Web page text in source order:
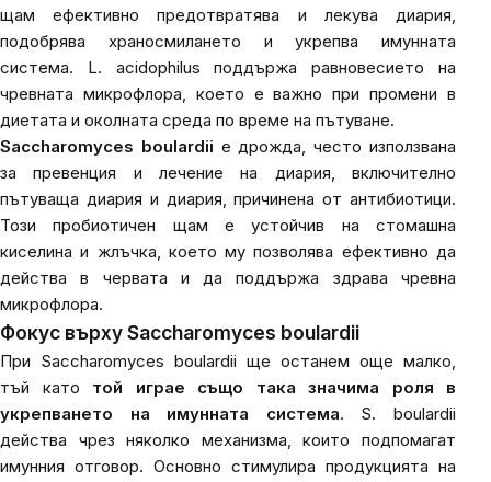
щам ефективно предотвратява и лекува диария,
подобрява храносмилането и укрепва имунната
система. L. acidophilus поддържа равновесието на
чревната микрофлора, което е важно при промени в
диетата и околната среда по време на пътуване.
Saccharomyces boulardii е дрожда, често използвана
за превенция и лечение на диария, включително
пътуваща диария и диария, причинена от антибиотици.
Този пробиотичен щам е устойчив на стомашна
киселина и жлъчка, което му позволява ефективно да
действа в червата и да поддържа здрава чревна
микрофлора.
Фокус върхуSaccharomyces boulardii
При Saccharomyces boulardii ще останем още малко,
тъй като той играе също така значима роля в
укрепването на имунната система. S. boulardii
действа чрез няколко механизма, които подпомагат
имунния отговор. Основно стимулира продукцията на